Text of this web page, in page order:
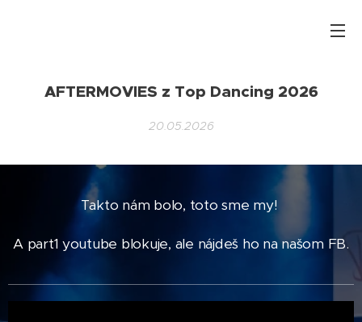
AFTERMOVIES z Top Dancing 2026
20.05.2026
Takto nám bolo, toto sme my!
A part1 youtube blokuje, ale nájdeš ho na našom FB.